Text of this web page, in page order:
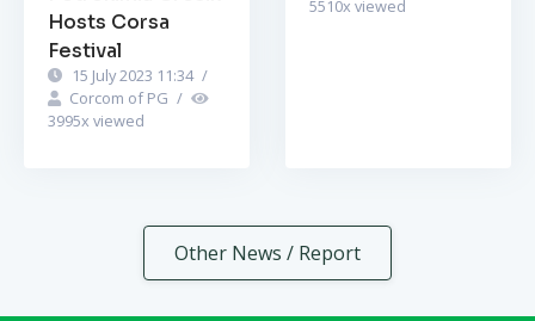
Hosts Corsa
Festival
15 July 2023 11:34 /
Corcom of PG /
3995x viewed
5510x viewed
Other News / Report